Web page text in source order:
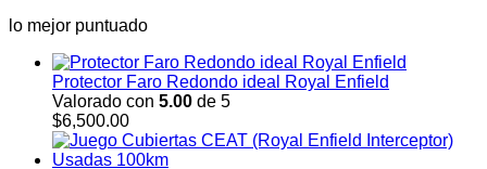
lo mejor puntuado
Protector Faro Redondo ideal Royal Enfield
Valorado con 5.00 de 5
$6,500.00